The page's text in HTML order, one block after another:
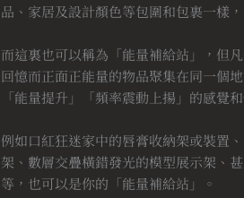
品、家居及設計顏色等包圍和包裹一樣
而這裏也可以稱為「能量補給站」，但
回憶而正面正能量的物品聚集在同一個
「能量提升」「頻率震動上揚」的感覺
例如口紅狂迷家中的唇膏收納架或裝置
架、數層交疊橫錯發光的模型展示架、
等，也可以是你的「能量補給站」。